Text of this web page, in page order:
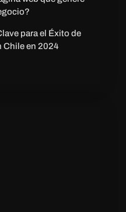
para el Éxito de
Chile en 2024